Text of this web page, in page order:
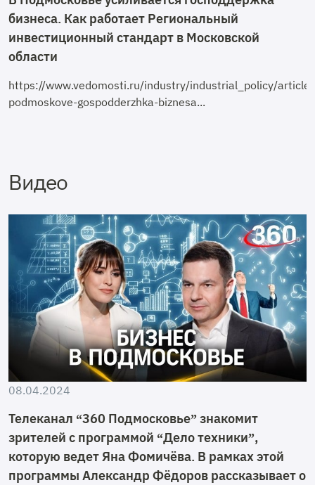
бизнеса. Как работает Региональный
инвестиционный стандарт в Московской
области
https://www.vedomosti.ru/industry/industrial_policy/
podmoskove-gospodderzhka-biznesa...
Видео
08.04.2024
Телеканал “360 Подмосковье” знакомит
зрителей с программой “Дело техники”,
которую ведет Яна Фомичёва. В рамках этой
программы Александр Фёдоров рассказывает о